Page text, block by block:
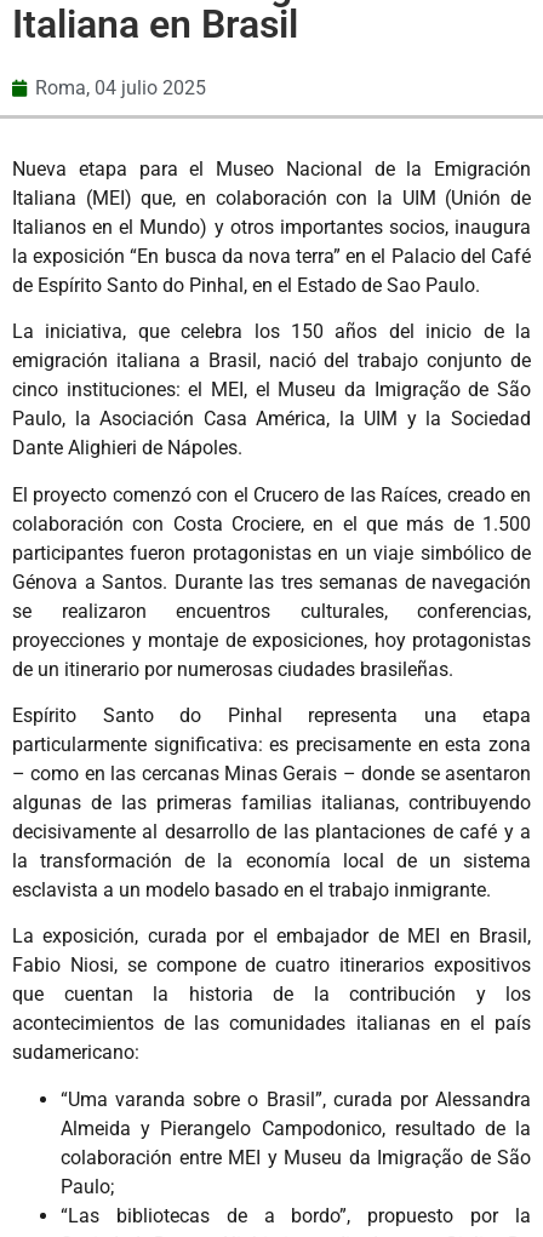
Italiana en Brasil
Roma, 04 julio 2025
Nueva etapa para el Museo Nacional de la Emigración
Italiana (MEI) que, en colaboración con la UIM (Unión de
Italianos en el Mundo) y otros importantes socios, inaugura
la exposición “En busca da nova terra” en el Palacio del Café
de Espírito Santo do Pinhal, en el Estado de Sao Paulo.
La iniciativa, que celebra los 150 años del inicio de la
emigración italiana a Brasil, nació del trabajo conjunto de
cinco instituciones: el MEI, el Museu da Imigração de São
Paulo, la Asociación Casa América, la UIM y la Sociedad
Dante Alighieri de Nápoles.
El proyecto comenzó con el Crucero de las Raíces, creado en
colaboración con Costa Crociere, en el que más de 1.500
participantes fueron protagonistas en un viaje simbólico de
Génova a Santos. Durante las tres semanas de navegación
se realizaron encuentros culturales, conferencias,
proyecciones y montaje de exposiciones, hoy protagonistas
de un itinerario por numerosas ciudades brasileñas.
Espírito Santo do Pinhal representa una etapa
particularmente significativa: es precisamente en esta zona
– como en las cercanas Minas Gerais – donde se asentaron
algunas de las primeras familias italianas, contribuyendo
decisivamente al desarrollo de las plantaciones de café y a
la transformación de la economía local de un sistema
esclavista a un modelo basado en el trabajo inmigrante.
La exposición, curada por el embajador de MEI en Brasil,
Fabio Niosi, se compone de cuatro itinerarios expositivos
que cuentan la historia de la contribución y los
acontecimientos de las comunidades italianas en el país
sudamericano:
“Uma varanda sobre o Brasil”, curada por Alessandra
Almeida y Pierangelo Campodonico, resultado de la
colaboración entre MEI y Museu da Imigração de São
Paulo;
“Las bibliotecas de a bordo”, propuesto por la